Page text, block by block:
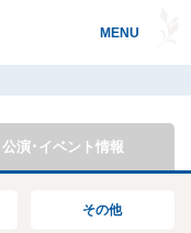
MENU
公演･イベント情報
その他